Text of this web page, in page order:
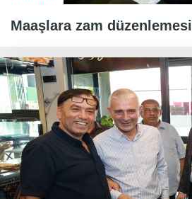
Maaşlara zam düzenlemesi